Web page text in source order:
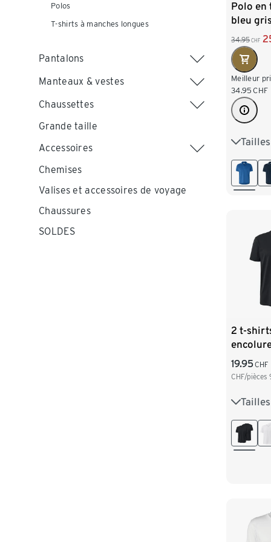
Polos
T-shirts à manches longues
Pantalons
Manteaux & vestes
Chaussettes
Grande taille
Accessoires
Chemises
Valises et accessoires de voyage
Chaussures
SOLDES
Polo en
bleu gris
34.95 CHF
Meilleur
34.95 CHF
M 48/50
XL 56/58
2 t-
19.95CHF
CHF/pièces
S 44/46
L 52/54